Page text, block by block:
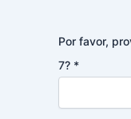
Por favor,
7? *